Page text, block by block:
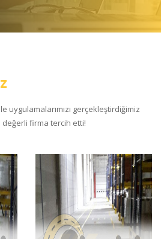
uygulamalarımızı gerçekleştirdiğimiz
değerli firma tercih etti!